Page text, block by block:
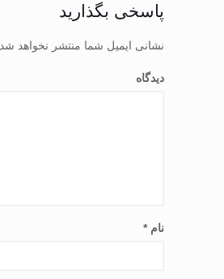
پاسخی بگذارید
نشانی ایمیل شما منتشر نخواهد شد.
دیدگاه
نام*